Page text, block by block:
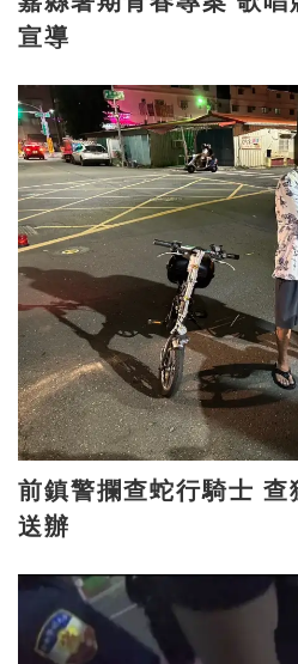
宣導
前鎮警攔查蛇行騎士 查獲海洛因並依毒駕
送辦